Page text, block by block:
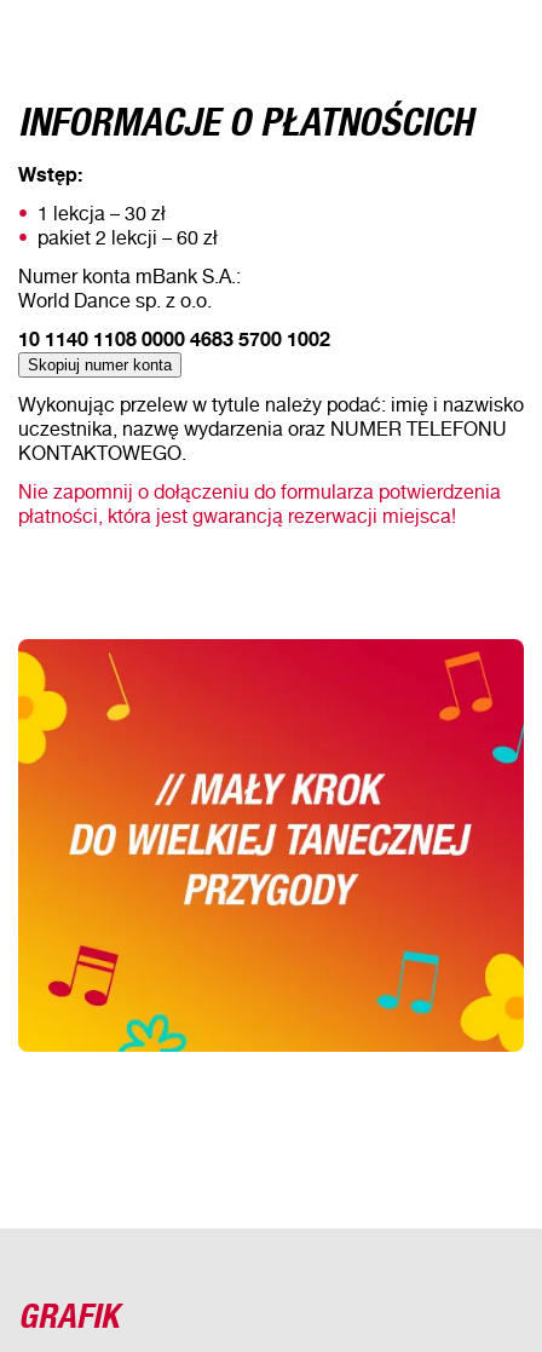
INFORMACJE O PŁATNOŚCICH
Wstęp:
1 lekcja – 30 zł
pakiet 2 lekcji – 60 zł
Numer konta mBank S.A.:
World Dance sp. z o.o.
10 1140 1108 0000 4683 5700 1002
Skopiuj numer konta
Wykonując przelew w tytule należy podać: imię i nazwisko
uczestnika, nazwę wydarzenia oraz NUMER TELEFONU
KONTAKTOWEGO.
Nie zapomnij o dołączeniu do formularza potwierdzenia
płatności, która jest gwarancją rezerwacji miejsca!
GRAFIK